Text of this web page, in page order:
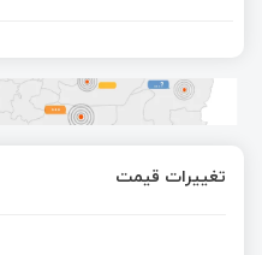
تغییرات قیمت